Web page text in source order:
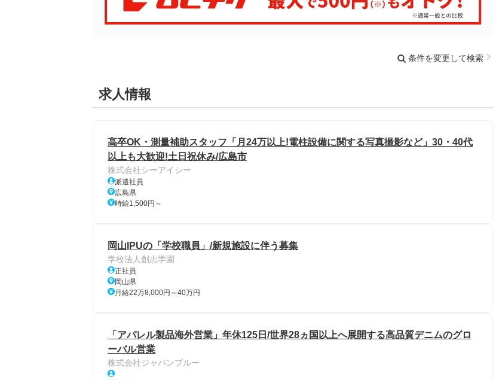
条件を変更して検索
求人情報
高卒OK・測量補助スタッフ「月24万以上!電柱設備に関する写真撮影など」30・40代
以上も大歓迎!土日祝休み/広島市
株式会社シーアイシー
派遣社員
広島県
時給1,500円～
岡山IPUの「学校職員」/新規施設に伴う募集
学校法人創志学園
正社員
岡山県
月給22万8,000円～40万円
「アパレル製品海外営業」年休125日/世界28ヵ国以上へ展開する高品質デニムのグロ
ーバル営業
株式会社ジャパンブルー